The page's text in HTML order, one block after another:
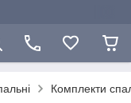
Комплекти